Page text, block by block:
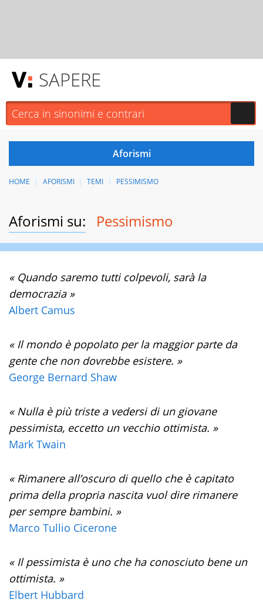
SAPERE
HOME AFORISMI TEMI PESSIMISMO
Aforismi su: Pessimismo
« Quando saremo tutti colpevoli, sarà la
democrazia »
Albert Camus
« Il mondo è popolato per la maggior parte da
gente che non dovrebbe esistere. »
George Bernard Shaw
« Nulla è più triste a vedersi di un giovane
pessimista, eccetto un vecchio ottimista. »
Mark Twain
« Rimanere all’oscuro di quello che è capitato
prima della propria nascita vuol dire rimanere
per sempre bambini. »
Marco Tullio Cicerone
« Il pessimista è uno che ha conosciuto bene un
ottimista. »
Elbert Hubbard